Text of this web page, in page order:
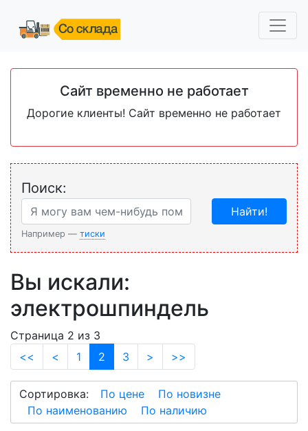
Сайт временно не работает
Дорогие клиенты! Сайт временно не работает
Поиск:
Например — тиски
Найти!
Вы искали:
электрошпиндель
Страница 2 из 3
<<
< 1 2 (current)
3 > >>
Сортировка: По цене
По новизне
По наименованию
По наличию